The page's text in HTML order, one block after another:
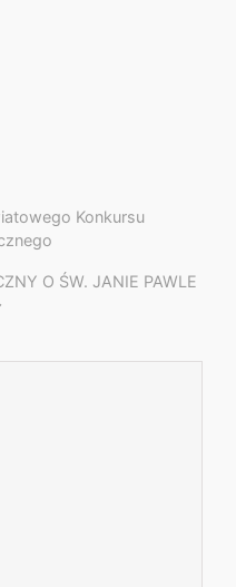
Konkursu
O ŚW. JANIE PAWLE